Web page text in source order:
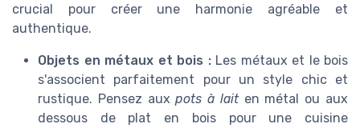
crucial pour créer une harmonie agréable et
authentique.
Objets en métaux et bois :Les métaux et le bois
s'associent parfaitement pour un style chic et
rustique. Pensez auxpots à laiten métal ou aux
dessous de plat en bois pour une cuisine